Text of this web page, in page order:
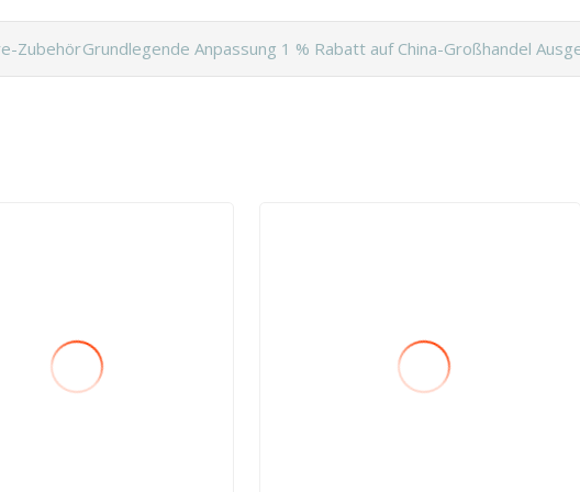
ZubehörGrundlegende Anpassung 1 % Rabatt auf China-Großhandel